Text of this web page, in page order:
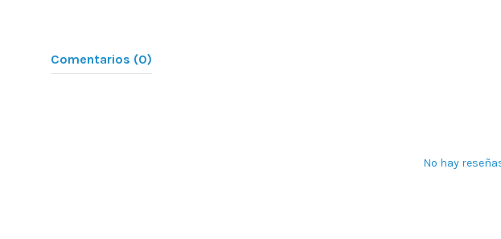
Comentarios (0)
No hay